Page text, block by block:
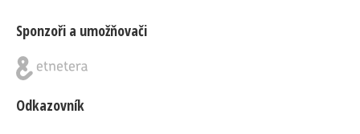
Sponzoři a umožňovači
Odkazovník